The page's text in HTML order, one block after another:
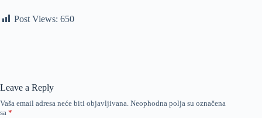
Post Views: 650
Leave a Reply
Vaša email adresa neće biti objavljivana. Neophodna polja su označena
sa *